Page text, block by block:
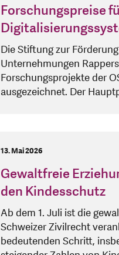
Forschungspreise
Die Stiftung zur
Unternehmungen
Forschungsprojekte der
ausgezeichnet. Der
13. Mai 2026
Gewaltfreie
den Kindesschutz
Ab dem 1. Juli ist die
Schweizer Zivilrecht
bedeutenden Schritt,